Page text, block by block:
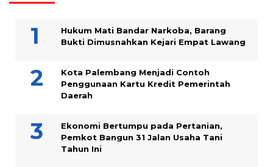
Hukum Mati Bandar Narkoba, Barang
Bukti Dimusnahkan Kejari Empat Lawang
Kota Palembang Menjadi Contoh
Penggunaan Kartu Kredit Pemerintah
Daerah
Ekonomi Bertumpu pada Pertanian,
Pemkot Bangun 31 Jalan Usaha Tani
Tahun Ini